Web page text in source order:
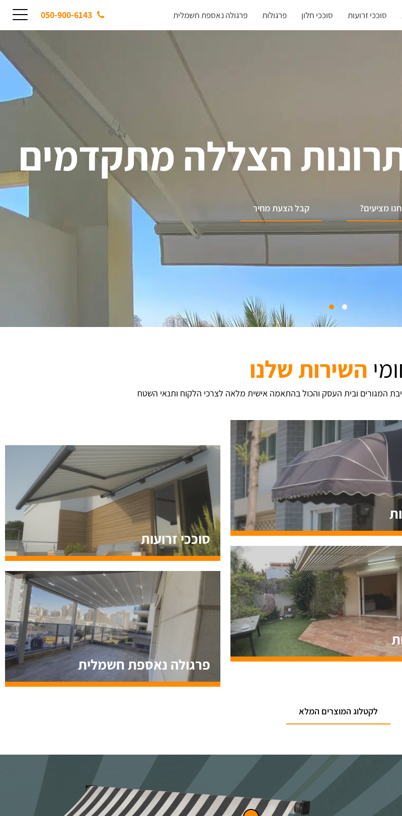
סוככי זרועות סוככי חלון פרגולות פרגולה נאספת חשמלית 050-900-6143
הצללה מתקדמים
מציעים? קבל הצעת מחיר
השירות שלנו
המגורים ובית העסק והכול בהתאמה אישית מלאה לצרכי הלקוח ותנאי השטח
סוככי זרועות
פרגולה נאספת חשמלית
לקטלוג המוצרים המלא